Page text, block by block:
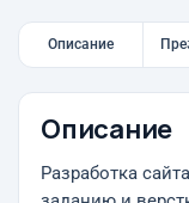
Описание
Описание
Разработка